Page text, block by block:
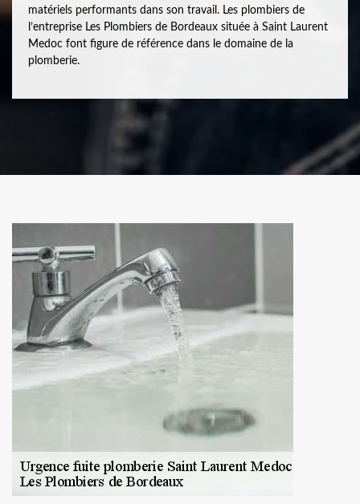
matériels performants dans son travail. Les plombiers de
l’entreprise Les Plombiers de Bordeaux située à Saint Laurent
Medoc font figure de référence dans le domaine de la
plomberie.